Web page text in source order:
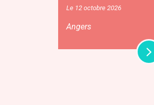
Le 12 octobre 2026
Angers